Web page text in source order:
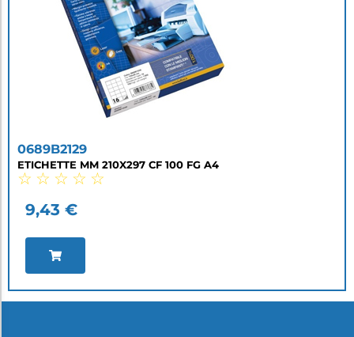
0689B2129
ETICHETTE MM 210X297 CF 100 FG A4
☆ ☆ ☆ ☆ ☆
9,43 €